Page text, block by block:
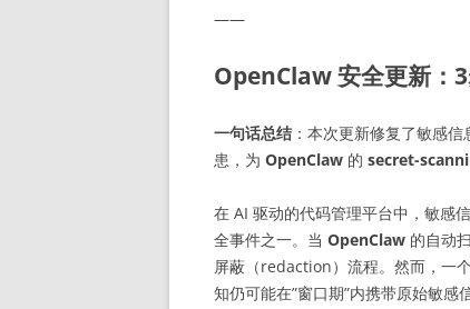
——
OpenClaw 安全更新：
一句话总结 ：本次更新修复了敏感
患，为 OpenClaw 的 secret-
在 AI 驱动的代码管理平台中，敏感
全事件之一。当 OpenClaw 的自动
屏蔽（redaction）流程。然而，一
知仍可能在”窗口期”内携带原始敏感